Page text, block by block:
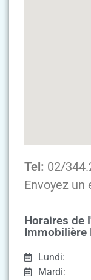
Tel: 02/
Envoyez
Horaires de
Immobilière
Lundi:
Mardi: